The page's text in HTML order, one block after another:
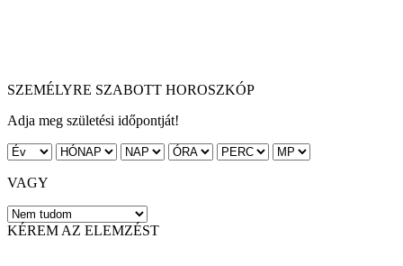
SZEMÉLYRE SZABOTT HOROSZKÓP
Adja meg születési időpontját!
VAGY
KÉREM AZ ELEMZÉST